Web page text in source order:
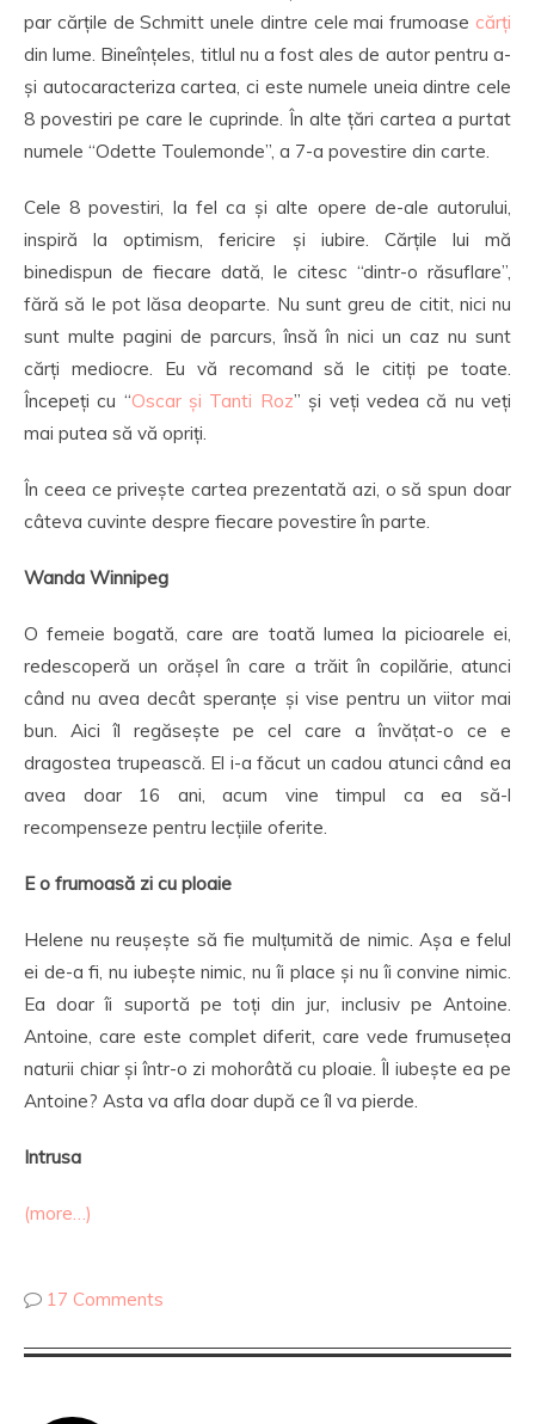
par cărțile de Schmitt unele dintre cele mai frumoase cărți
din lume. Bineînțeles, titlul nu a fost ales de autor pentru a-
și autocaracteriza cartea, ci este numele uneia dintre cele
8 povestiri pe care le cuprinde. În alte țări cartea a purtat
numele “Odette Toulemonde”, a 7-a povestire din carte.
Cele 8 povestiri, la fel ca și alte opere de-ale autorului,
inspiră la optimism, fericire și iubire. Cărțile lui mă
binedispun de fiecare dată, le citesc “dintr-o răsuflare”,
fără să le pot lăsa deoparte. Nu sunt greu de citit, nici nu
sunt multe pagini de parcurs, însă în nici un caz nu sunt
cărți mediocre. Eu vă recomand să le citiți pe toate.
Începeți cu “Oscar și Tanti Roz” și veți vedea că nu veți
mai putea să vă opriți.
În ceea ce privește cartea prezentată azi, o să spun doar
câteva cuvinte despre fiecare povestire în parte.
Wanda Winnipeg
O femeie bogată, care are toată lumea la picioarele ei,
redescoperă un orășel în care a trăit în copilărie, atunci
când nu avea decât speranțe și vise pentru un viitor mai
bun. Aici îl regăsește pe cel care a învățat-o ce e
dragostea trupească. El i-a făcut un cadou atunci când ea
avea doar 16 ani, acum vine timpul ca ea să-l
recompenseze pentru lecțiile oferite.
E o frumoasă zi cu ploaie
Helene nu reușește să fie mulțumită de nimic. Așa e felul
ei de-a fi, nu iubește nimic, nu îi place și nu îi convine nimic.
Ea doar îi suportă pe toți din jur, inclusiv pe Antoine.
Antoine, care este complet diferit, care vede frumusețea
naturii chiar și într-o zi mohorâtă cu ploaie. Îl iubește ea pe
Antoine? Asta va afla doar după ce îl va pierde.
Intrusa
(more…)
17 Comments